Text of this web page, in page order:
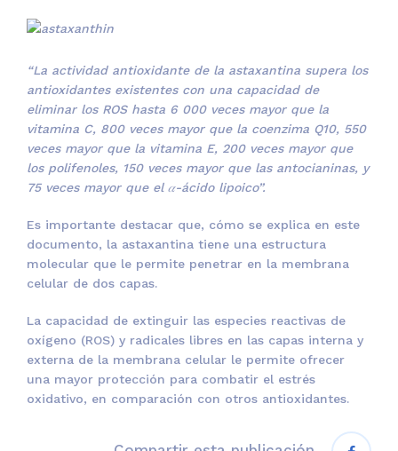
“La actividad antioxidante de la astaxantina supera los
antioxidantes existentes con una capacidad de
eliminar los ROS hasta 6 000 veces mayor que la
vitamina C, 800 veces mayor que la coenzima Q10, 550
veces mayor que la vitamina E, 200 veces mayor que
los polifenoles, 150 veces mayor que las antocianinas, y
75 veces mayor que el 𝛼-ácido lipoico”.
Es importante destacar que, cómo se explica en este
documento, la astaxantina tiene una estructura
molecular que le permite penetrar en la membrana
celular de dos capas.
La capacidad de extinguir las especies reactivas de
oxígeno (ROS) y radicales libres en las capas interna y
externa de la membrana celular le permite ofrecer
una mayor protección para combatir el estrés
oxidativo, en comparación con otros antioxidantes.